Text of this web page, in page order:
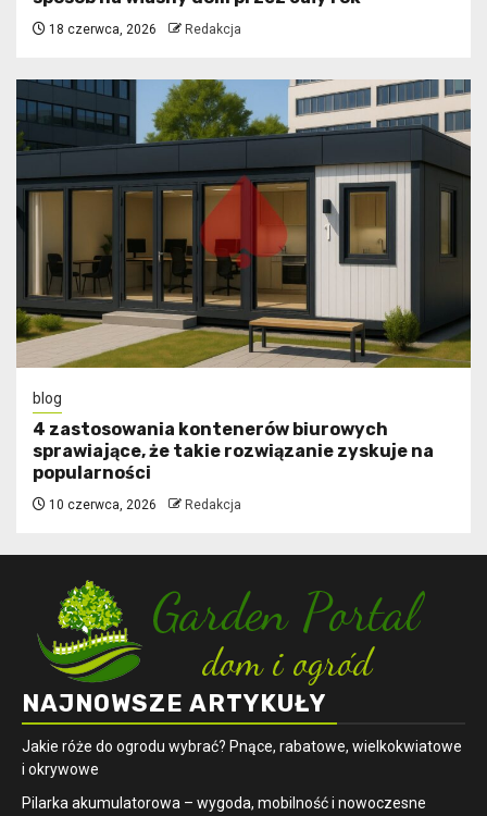
18 czerwca, 2026 Redakcja
blog
4 zastosowania kontenerów biurowych
sprawiające, że takie rozwiązanie zyskuje na
popularności
10 czerwca, 2026 Redakcja
NAJNOWSZE ARTYKUŁY
Jakie róże do ogrodu wybrać? Pnące, rabatowe, wielkokwiatowe
i okrywowe
Pilarka akumulatorowa – wygoda, mobilność i nowoczesne